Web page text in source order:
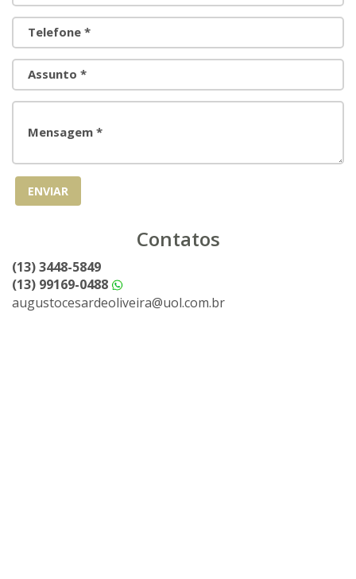
Telefone *
Assunto *
Mensagem *
Contatos
(13) 3448-5849
(13) 99169-0488
augustocesardeoliveira@uol.com.br